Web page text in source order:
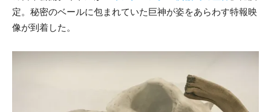
定。秘密のベールに包まれていた巨神が姿をあらわす特報映
像が到着した。